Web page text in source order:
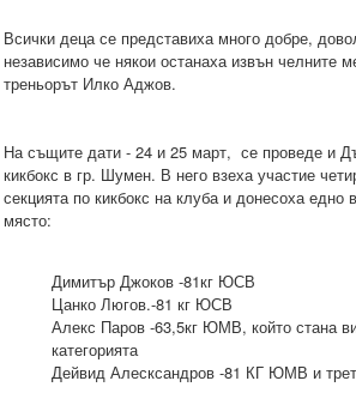
Всички деца се представиха много добре,
независимо че някои останаха извън челните
треньорът Илко Аджов.
На същите дати - 24 и 25 март, се проведе и
кикбокс в гр. Шумен. В него взеха участие
секцията по кикбокс на клуба и донесоха едно
място:
Димитър Джоков -81кг ЮСВ
Цанко Люгов.-81 кг ЮСВ
Алекс Паров -63,5кг ЮМВ, който стана
категорията
Дейвид Алесксандров -81 КГ ЮМВ и